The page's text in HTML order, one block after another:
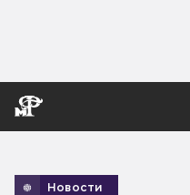
Новости